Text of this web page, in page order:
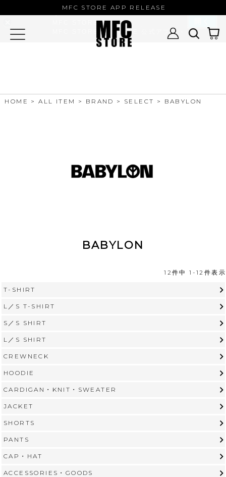
MFC STORE APP RELEASE
HOME ALL ITEM BRAND SELECT BABYLON
BABYLON
12件中 1 - 12 件表示
T-SHIRT
L／S T-SHIRT
S／S SHIRT
L／S SHIRT
CREWNECK
HOODIE
CARDIGAN・KNIT・SWEATER
JACKET
SHORTS
PANTS
CAP・HAT
ACCESSORIES・GOODS
MFC STORE
MFC STORE/EXAMPLE 公式アプリ -
Google Play